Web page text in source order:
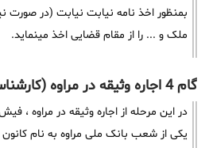
بمنظور اخذ نامه نیابت نیابت (در صورت
ملک و ... را از مقام قضایی اخذ مینماید.
گام 4 اجاره وثیقه در مراوه (کارشناسی ملک)
در این مرحله از اجاره وثیقه در مراوه ،
یکی از شعب بانک ملی مراوه به نام